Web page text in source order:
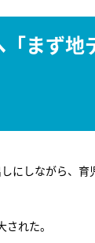
まず地
にしながら、
れた。